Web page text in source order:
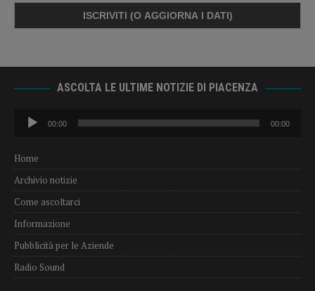
ASCOLTA LE ULTIME NOTIZIE DI PIACENZA
Audio
Player
00:00 00:00
Home
Archivio notizie
Come ascoltarci
Informazione
Pubblicità per le Aziende
Radio Sound